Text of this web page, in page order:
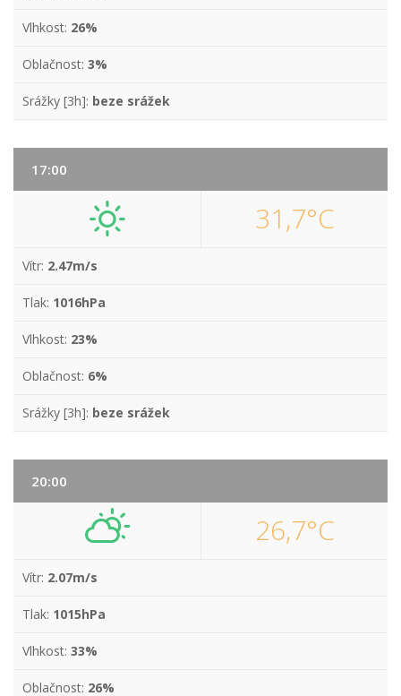
Vlhkost: 26%
Oblačnost: 3%
Srážky [3h]: beze srážek
17:00
31,7°C
Vítr: 2.47m/s
Tlak: 1016hPa
Vlhkost: 23%
Oblačnost: 6%
Srážky [3h]: beze srážek
20:00
26,7°C
Vítr: 2.07m/s
Tlak: 1015hPa
Vlhkost: 33%
Oblačnost: 26%